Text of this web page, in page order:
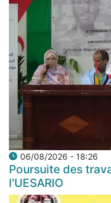
06/08/2026 - 18:26
Poursuite des
l'UESARIO